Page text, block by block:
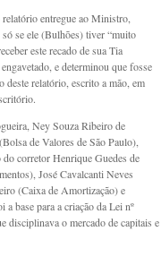
entregue ao Ministro,
se ele (Bulhões) tiver “muito
este recado de sua Tia
e determinou que fosse
deste relatório, escrito a mão, em
Ney Souza Ribeiro de
de Valores de São Paulo),
corretor Henrique Guedes de
José Cavalcanti Neves
(Caixa de Amortização) e
base para a criação da Lei nº
disciplinava o mercado de capitais e